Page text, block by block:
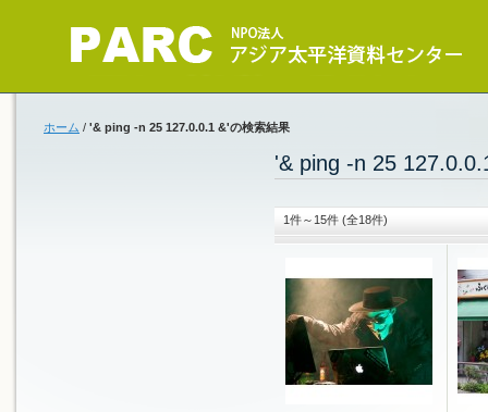
ホーム / '& ping -n 25 127.0.0.1 &'の検索結果
'& ping -n 25
1件～15件 (全18件)